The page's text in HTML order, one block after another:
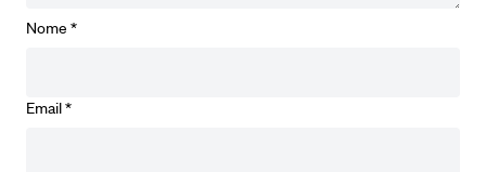
Nome *
Email*